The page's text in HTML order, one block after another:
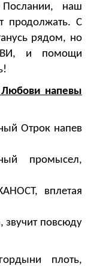
наш
продолжать. С
рядом, но
и помощи
напевы
Отрок напев
промысел,
вплетая
звучит повсюду
плоть,